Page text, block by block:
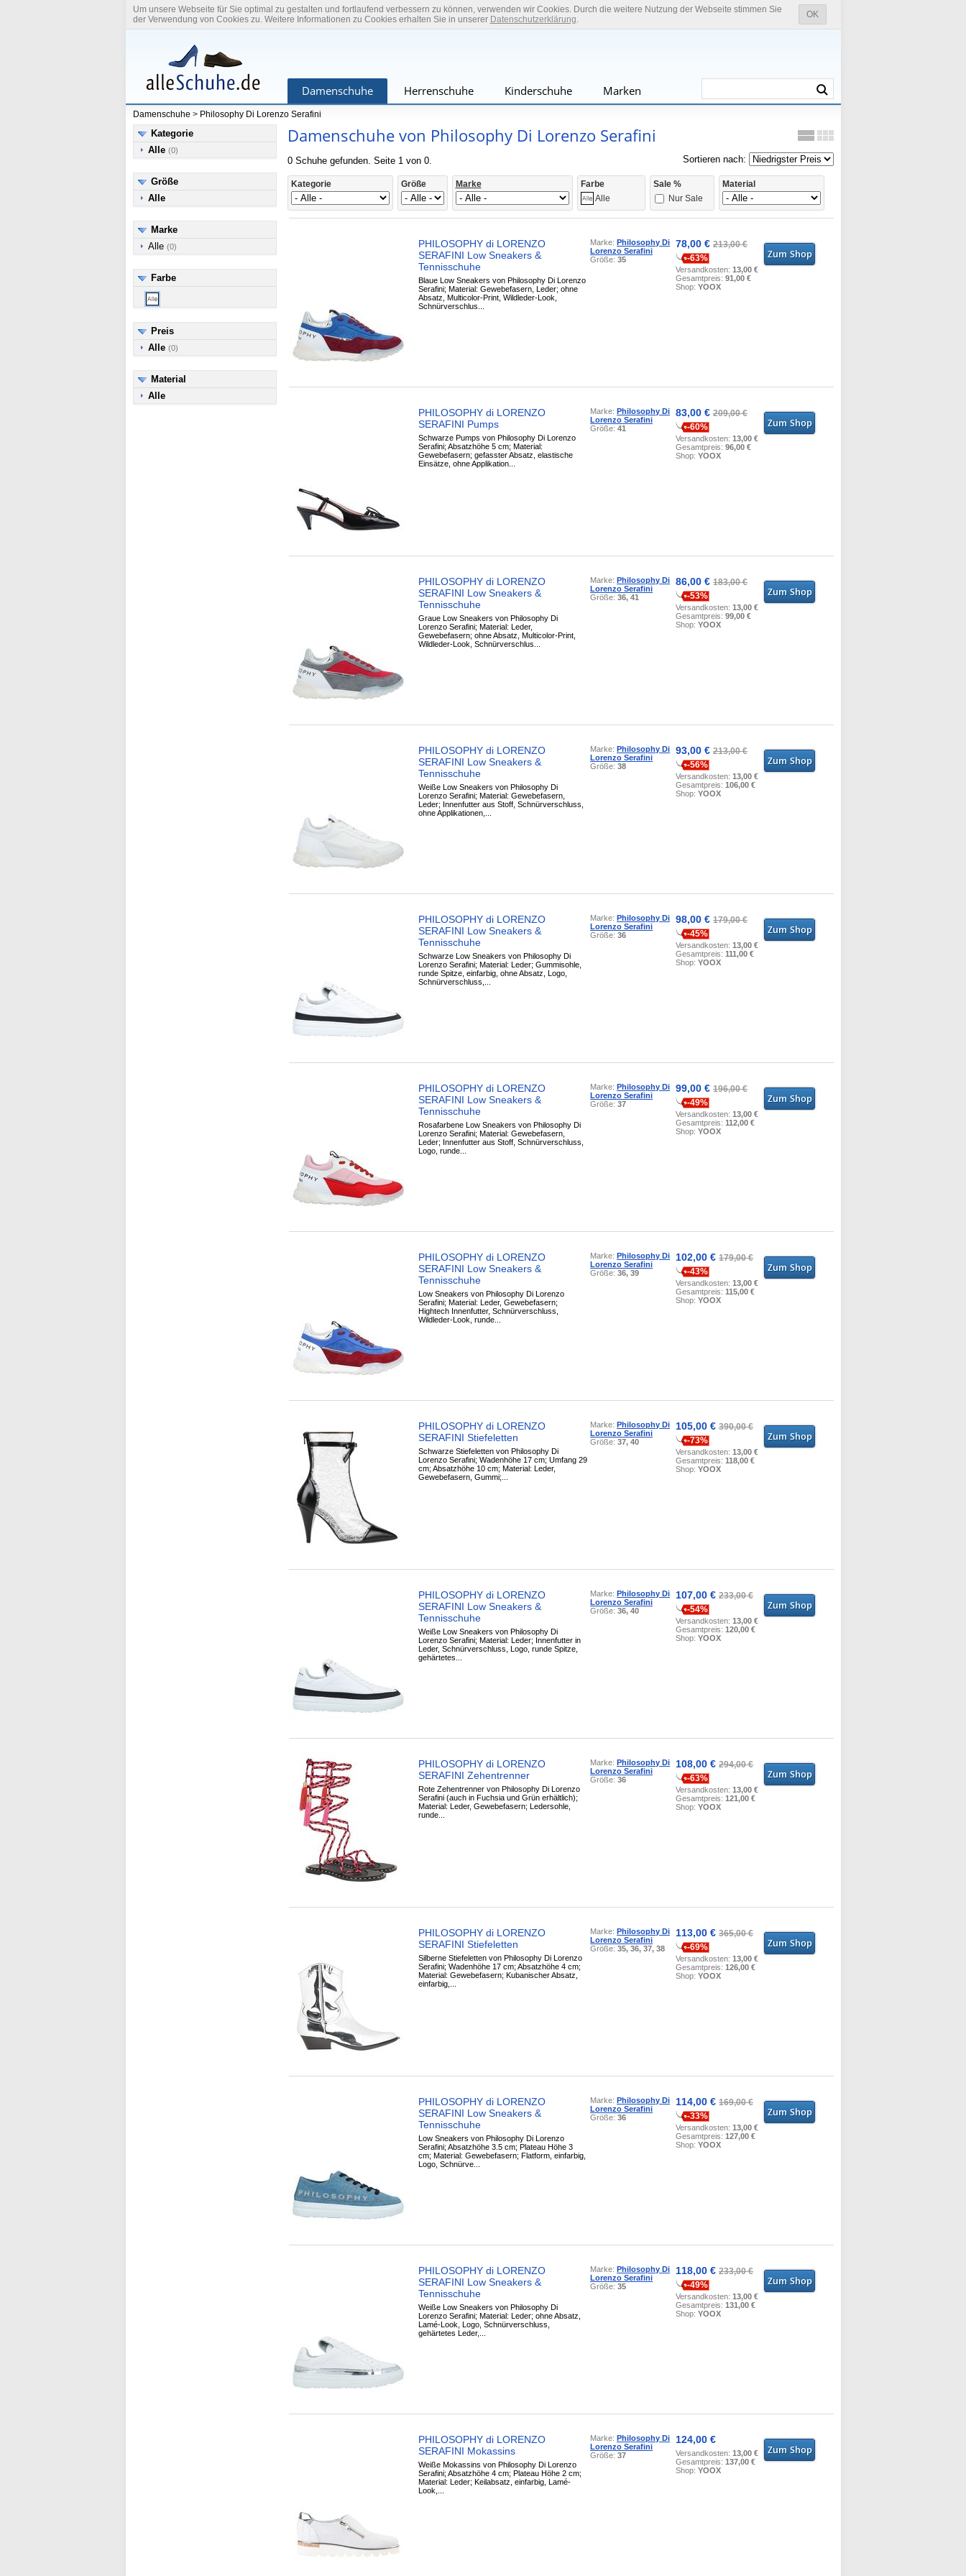
OK
Um unsere Webseite für Sie optimal zu gestalten und fortlaufend verbessern zu können, verwenden wir Cookies. Durch die weitere Nutzung der Webseite stimmen Sie
der Verwendung von Cookies zu. Weitere Informationen zu Cookies erhalten Sie in unserer Datenschutzerklärung.
Damenschuhe Herrenschuhe Kinderschuhe Marken
Damenschuhe> Philosophy Di Lorenzo Serafini
Kategorie
Alle (0)
Größe
Alle
Marke
Alle (0)
Farbe
Preis
Alle (0)
Material
Alle
Damenschuhe von Philosophy Di Lorenzo Serafini
Sortieren nach:
0 Schuhe gefunden. Seite 1 von 0.
Kategorie Größe Marke
Farbe
Alle
Sale %
Nur Sale
Material
PHILOSOPHY di LORENZO
SERAFINI Low Sneakers &
Tennisschuhe
Blaue Low Sneakers von Philosophy Di Lorenzo
Serafini; Material: Gewebefasern, Leder; ohne
Absatz, Multicolor-Print, Wildleder-Look,
Schnürverschlus...
Marke:Philosophy Di
Lorenzo Serafini
Größe:35
78,00 €213,00 €
-63%
Versandkosten:13,00 €
Gesamtpreis:91,00 €
Shop:YOOX
PHILOSOPHY di LORENZO
SERAFINI Pumps
Schwarze Pumps von Philosophy Di Lorenzo
Serafini; Absatzhöhe 5 cm; Material:
Gewebefasern; gefasster Absatz, elastische
Einsätze, ohne Applikation...
Marke:Philosophy Di
Lorenzo Serafini
Größe:41
83,00 €209,00 €
-60%
Versandkosten:13,00 €
Gesamtpreis:96,00 €
Shop:YOOX
PHILOSOPHY di LORENZO
SERAFINI Low Sneakers &
Tennisschuhe
Graue Low Sneakers von Philosophy Di
Lorenzo Serafini; Material: Leder,
Gewebefasern; ohne Absatz, Multicolor-Print,
Wildleder-Look, Schnürverschlus...
Marke:Philosophy Di
Lorenzo Serafini
Größe:36, 41
86,00 €183,00 €
-53%
Versandkosten:13,00 €
Gesamtpreis:99,00 €
Shop:YOOX
PHILOSOPHY di LORENZO
SERAFINI Low Sneakers &
Tennisschuhe
Weiße Low Sneakers von Philosophy Di
Lorenzo Serafini; Material: Gewebefasern,
Leder; Innenfutter aus Stoff, Schnürverschluss,
ohne Applikationen,...
Marke:Philosophy Di
Lorenzo Serafini
Größe:38
93,00 €213,00 €
-56%
Versandkosten:13,00 €
Gesamtpreis:106,00 €
Shop:YOOX
PHILOSOPHY di LORENZO
SERAFINI Low Sneakers &
Tennisschuhe
Schwarze Low Sneakers von Philosophy Di
Lorenzo Serafini; Material: Leder; Gummisohle,
runde Spitze, einfarbig, ohne Absatz, Logo,
Schnürverschluss,...
Marke:Philosophy Di
Lorenzo Serafini
Größe:36
98,00 €179,00 €
-45%
Versandkosten:13,00 €
Gesamtpreis:111,00 €
Shop:YOOX
PHILOSOPHY di LORENZO
SERAFINI Low Sneakers &
Tennisschuhe
Rosafarbene Low Sneakers von Philosophy Di
Lorenzo Serafini; Material: Gewebefasern,
Leder; Innenfutter aus Stoff, Schnürverschluss,
Logo, runde...
Marke:Philosophy Di
Lorenzo Serafini
Größe:37
99,00 €196,00 €
-49%
Versandkosten:13,00 €
Gesamtpreis:112,00 €
Shop:YOOX
PHILOSOPHY di LORENZO
SERAFINI Low Sneakers &
Tennisschuhe
Low Sneakers von Philosophy Di Lorenzo
Serafini; Material: Leder, Gewebefasern;
Hightech Innenfutter, Schnürverschluss,
Wildleder-Look, runde...
Marke:Philosophy Di
Lorenzo Serafini
Größe:36, 39
102,00 €179,00 €
-43%
Versandkosten:13,00 €
Gesamtpreis:115,00 €
Shop:YOOX
PHILOSOPHY di LORENZO
SERAFINI Stiefeletten
Schwarze Stiefeletten von Philosophy Di
Lorenzo Serafini; Wadenhöhe 17 cm; Umfang 29
cm; Absatzhöhe 10 cm; Material: Leder,
Gewebefasern, Gummi;...
Marke:Philosophy Di
Lorenzo Serafini
Größe:37, 40
105,00 €390,00 €
-73%
Versandkosten:13,00 €
Gesamtpreis:118,00 €
Shop:YOOX
PHILOSOPHY di LORENZO
SERAFINI Low Sneakers &
Tennisschuhe
Weiße Low Sneakers von Philosophy Di
Lorenzo Serafini; Material: Leder; Innenfutter in
Leder, Schnürverschluss, Logo, runde Spitze,
gehärtetes...
Marke:Philosophy Di
Lorenzo Serafini
Größe:36, 40
107,00 €233,00 €
-54%
Versandkosten:13,00 €
Gesamtpreis:120,00 €
Shop:YOOX
PHILOSOPHY di LORENZO
SERAFINI Zehentrenner
Rote Zehentrenner von Philosophy Di Lorenzo
Serafini (auch in Fuchsia und Grün erhältlich);
Material: Leder, Gewebefasern; Ledersohle,
runde...
Marke:Philosophy Di
Lorenzo Serafini
Größe:36
108,00 €294,00 €
-63%
Versandkosten:13,00 €
Gesamtpreis:121,00 €
Shop:YOOX
PHILOSOPHY di LORENZO
SERAFINI Stiefeletten
Silberne Stiefeletten von Philosophy Di Lorenzo
Serafini; Wadenhöhe 17 cm; Absatzhöhe 4 cm;
Material: Gewebefasern; Kubanischer Absatz,
einfarbig,...
Marke:Philosophy Di
Lorenzo Serafini
Größe:35, 36, 37, 38
113,00 €365,00 €
-69%
Versandkosten:13,00 €
Gesamtpreis:126,00 €
Shop:YOOX
PHILOSOPHY di LORENZO
SERAFINI Low Sneakers &
Tennisschuhe
Low Sneakers von Philosophy Di Lorenzo
Serafini; Absatzhöhe 3.5 cm; Plateau Höhe 3
cm; Material: Gewebefasern; Flatform, einfarbig,
Logo, Schnürve...
Marke:Philosophy Di
Lorenzo Serafini
Größe:36
114,00 €169,00 €
-33%
Versandkosten:13,00 €
Gesamtpreis:127,00 €
Shop:YOOX
PHILOSOPHY di LORENZO
SERAFINI Low Sneakers &
Tennisschuhe
Weiße Low Sneakers von Philosophy Di
Lorenzo Serafini; Material: Leder; ohne Absatz,
Lamé-Look, Logo, Schnürverschluss,
gehärtetes Leder,...
Marke:Philosophy Di
Lorenzo Serafini
Größe:35
118,00 €233,00 €
-49%
Versandkosten:13,00 €
Gesamtpreis:131,00 €
Shop:YOOX
PHILOSOPHY di LORENZO
SERAFINI Mokassins
Weiße Mokassins von Philosophy Di Lorenzo
Serafini; Absatzhöhe 4 cm; Plateau Höhe 2 cm;
Material: Leder; Keilabsatz, einfarbig, Lamé-
Look,...
Marke:Philosophy Di
Lorenzo Serafini
Größe:37
124,00 €
Versandkosten:13,00 €
Gesamtpreis:137,00 €
Shop:YOOX